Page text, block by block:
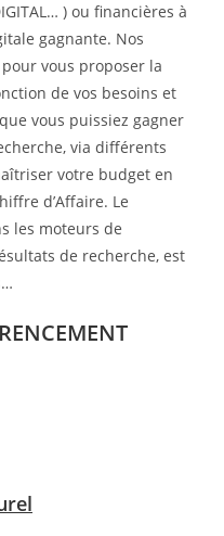
) ou financières à
gagnante. Nos
vous proposer la
de vos besoins et
vous puissiez gagner
via différents
votre budget en
d’Affaire. Le
les moteurs de
de recherche, est